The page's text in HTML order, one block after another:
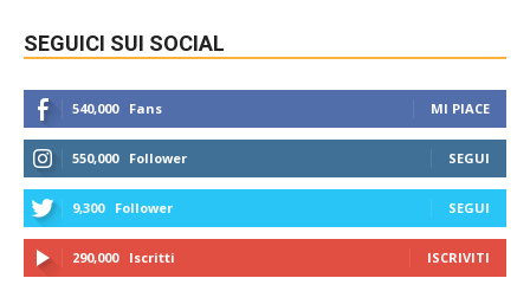
SEGUICI SUI SOCIAL
540,000 Fans MI PIACE
550,000 Follower SEGUI
9,300 Follower SEGUI
290,000 Iscritti ISCRIVITI